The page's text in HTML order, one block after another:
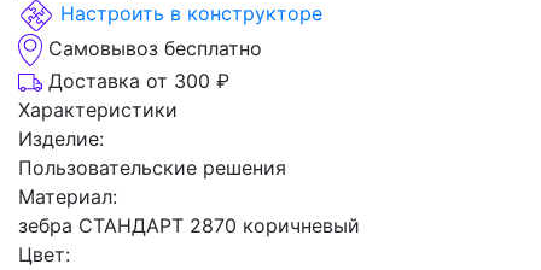
Настроить в конструкторе
Самовывоз бесплатно
Доставка от 300 ₽
Характеристики
Изделие:
Пользовательские решения
Материал:
зебра СТАНДАРТ 2870 коричневый
Цвет: